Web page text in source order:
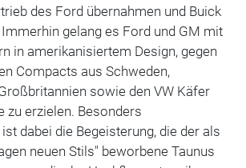
des Ford übernahmen und Buick
gelang es Ford und GM mit
in amerikanisiertem Design, gegen
Compacts aus Schweden,
sowie den VW Käfer
zu erzielen. Besonders
dabei die Begeisterung, die der als
neuen Stils" beworbene Taunus